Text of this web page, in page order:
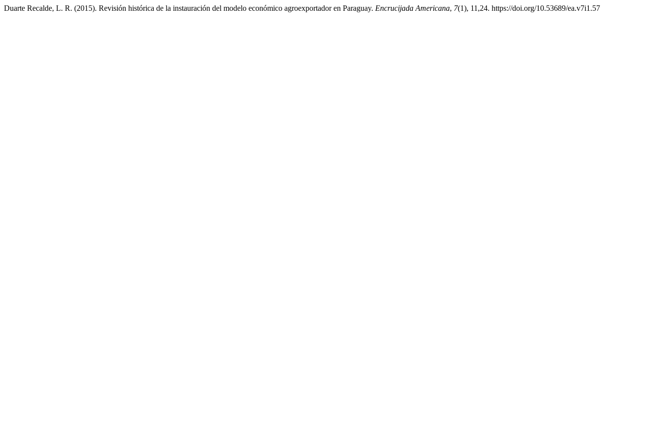
Duarte Recalde, L. R. (2015). Revisión histórica de la instauración del modelo económico agroexportador en Paraguay. Encrucijada Americana, 7(1), 11,24. https://doi.org/10.53689/ea.v7i1.57